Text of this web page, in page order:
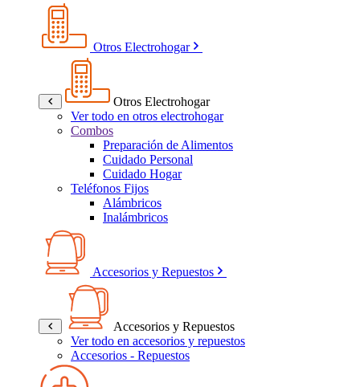
Otros Electrohogar
Otros Electrohogar
Ver todo en otros electrohogar
Combos
Preparación de Alimentos
Cuidado Personal
Cuidado Hogar
Teléfonos Fijos
Alámbricos
Inalámbricos
Accesorios y Repuestos
Accesorios y Repuestos
Ver todo en accesorios y repuestos
Accesorios - Repuestos